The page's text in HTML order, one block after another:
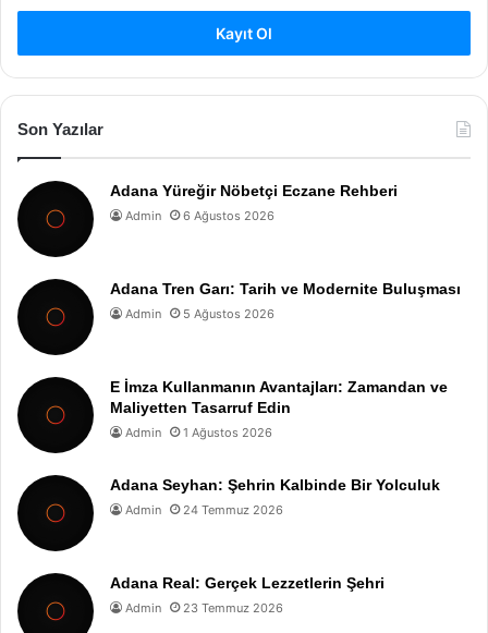
Kayıt Ol
Son Yazılar
Adana Yüreğir Nöbetçi Eczane Rehberi
Admin 6 Ağustos 2026
Adana Tren Garı: Tarih ve Modernite Buluşması
Admin 5 Ağustos 2026
E İmza Kullanmanın Avantajları: Zamandan ve
Maliyetten Tasarruf Edin
Admin 1 Ağustos 2026
Adana Seyhan: Şehrin Kalbinde Bir Yolculuk
Admin 24 Temmuz 2026
Adana Real: Gerçek Lezzetlerin Şehri
Admin 23 Temmuz 2026